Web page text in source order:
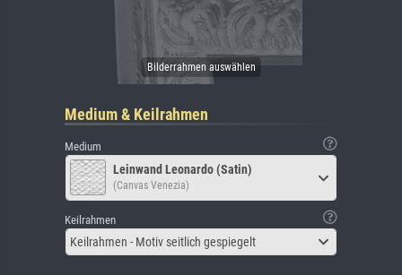
Medium & Keilrahmen
Medium
Leinwand Leonardo (Satin)
(Canvas Venezia)
Keilrahmen
Keilrahmen - Motiv seitlich gespiegelt